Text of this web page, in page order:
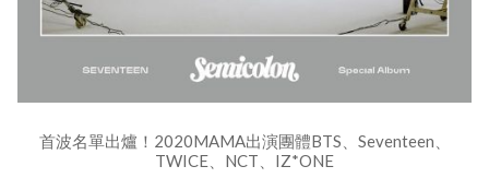
首波名單出爐！2020MAMA出演團體BTS、Seventeen、
TWICE、NCT、IZ*ONE